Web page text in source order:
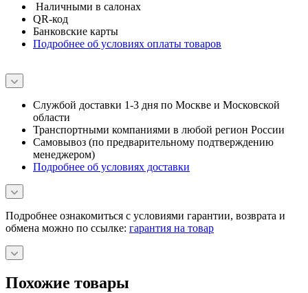
Наличными в салонах
QR-код
Банковские карты
Подробнее об условиях оплаты товаров
Службой доставки 1-3 дня по Москве и Московской
области
Транспортными компаниями в любой регион России
Самовывоз (по предварительному подтверждению
менеджером)
Подробнее об условиях доставки
Подробнее ознакомиться с условиями гарантии, возврата и
обмена можно по ссылке: гарантия на товар
Похожие товары